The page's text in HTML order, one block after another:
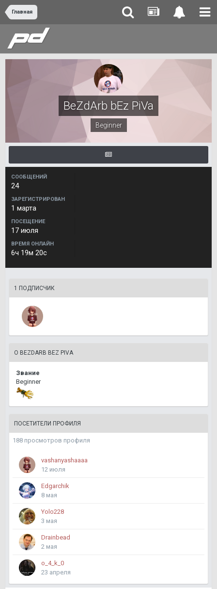
Главная
BeZdArb bEz PiVa
Beginner
СООБЩЕНИЙ
24
ЗАРЕГИСТРИРОВАН
1 марта
ПОСЕЩЕНИЕ
17 июля
ВРЕМЯ ОНЛАЙН
6ч 19м 20с
1 ПОДПИСЧИК
О BEZDARB BEZ PIVA
Звание
Beginner
ПОСЕТИТЕЛИ ПРОФИЛЯ
188 просмотров профиля
vashanyashaaaa
12 июля
Edgarchik
8 мая
Yolo228
3 мая
Drainbead
2 мая
o_4_k_0
23 апреля